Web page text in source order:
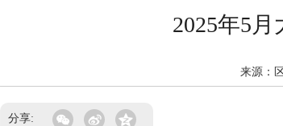
2025年5
来源：
分享: